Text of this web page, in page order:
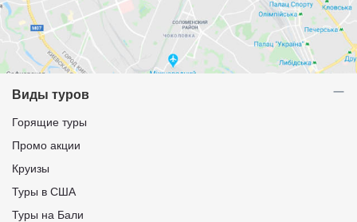
Виды туров
Горящие туры
Промо акции
Круизы
Туры в США
Туры на Бали